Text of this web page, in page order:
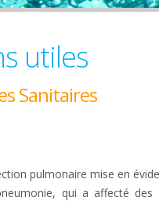
utiles
Sanitaires
pulmonaire mise en
qui a affecté des